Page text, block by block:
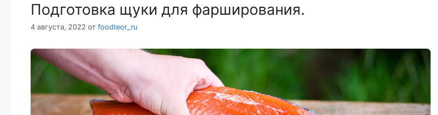
Подготовка щуки для фарширования.
4 августа, 2022 от foodteor_ru